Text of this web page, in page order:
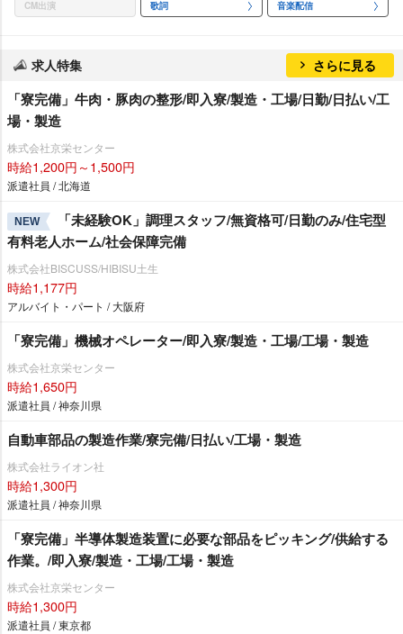
CM出演 歌詞 音楽配信
求人特集 さらに見る
「寮完備」牛肉・豚肉の整形/即入寮/製造・工場/日勤/日払い/工
場・製造
株式会社京栄センター
時給1,200円～1,500円
派遣社員 / 北海道
NEW
「未経験OK」調理スタッフ/無資格可/日勤のみ/住宅型
有料老人ホーム/社会保障完備
株式会社BISCUSS/HIBISU土生
時給1,177円
アルバイト・パート / 大阪府
「寮完備」機械オペレーター/即入寮/製造・工場/工場・製造
株式会社京栄センター
時給1,650円
派遣社員 / 神奈川県
自動車部品の製造作業/寮完備/日払い/工場・製造
株式会社ライオン社
時給1,300円
派遣社員 / 神奈川県
「寮完備」半導体製造装置に必要な部品をピッキング/供給する
作業。/即入寮/製造・工場/工場・製造
株式会社京栄センター
時給1,300円
派遣社員 / 東京都